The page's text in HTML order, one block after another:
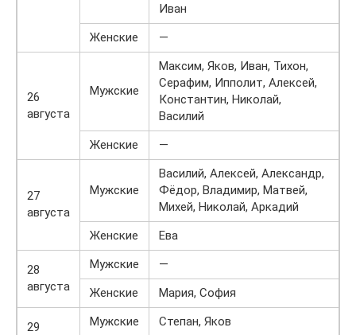
Иван
Женские
—
26
августа
Мужские
Максим, Яков, Иван, Тихон,
Серафим, Ипполит, Алексей,
Константин, Николай,
Василий
Женские
—
27
августа
Мужские
Василий, Алексей, Александр,
Фёдор, Владимир, Матвей,
Михей, Николай, Аркадий
Женские
Ева
28
августа
Мужские
—
Женские
Мария, София
29
Мужские
Степан, Яков